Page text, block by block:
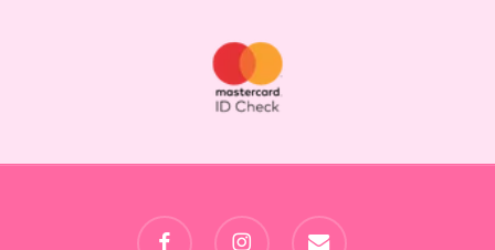
facebook instagram email